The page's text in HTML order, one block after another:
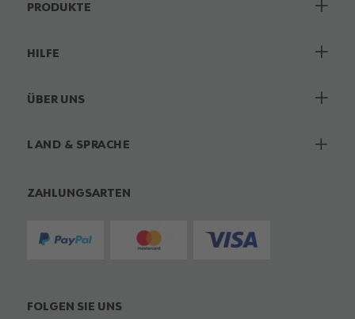
PRODUKTE
HILFE
ÜBER UNS
LAND & SPRACHE
ZAHLUNGSARTEN
FOLGEN SIE UNS